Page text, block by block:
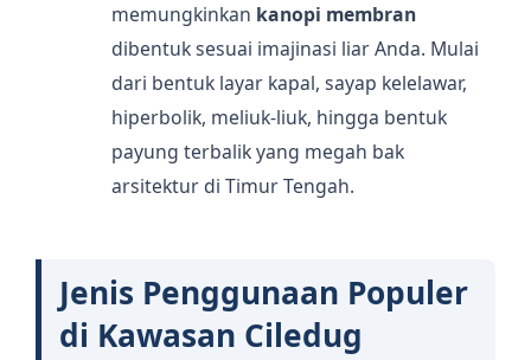
memungkinkan kanopi membran
dibentuk sesuai imajinasi liar Anda. Mulai
dari bentuk layar kapal, sayap kelelawar,
hiperbolik, meliuk-liuk, hingga bentuk
payung terbalik yang megah bak
arsitektur di Timur Tengah.
Jenis Penggunaan Populer
di Kawasan Ciledug